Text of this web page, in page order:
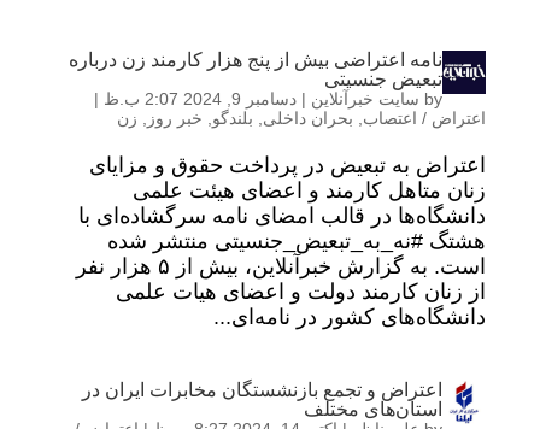
نامه اعتراضی بیش از پنج هزار کارمند زن درباره
تبعیض جنسیتی
by سایت خبرآنلاین | دسامبر 9, 2024 2:07 ب.ظ
|
اعتراض / اعتصاب
بحران داخلی بلندگو خبر روز زن
اعتراض به تبعیض در پرداخت حقوق و مزایای
زنان متاهل کارمند و اعضای هیئت علمی
دانشگاه‌ها در قالب امضای نامه سرگشاده‌ای با
هشتگ #نه‌_به‌_تبعیض_جنسیتی منتشر شده
است. به گزارش خبرآنلاین، بیش از ۵ هزار نفر
از زنان کارمند دولت و اعضای هیات علمی
دانشگاه‌های کشور در نامه‌ای...
اعتراض و تجمع بازنشستگان مخابرات ایران در
استان‌های مختلف